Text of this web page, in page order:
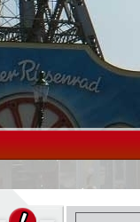
der Piraten
der Welt